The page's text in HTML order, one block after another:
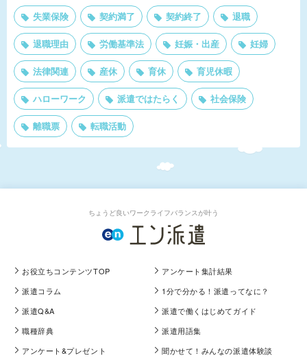
失業保険 契約満了 契約終了 退職
退職理由 労働基準法 妊娠・出産 妊婦
法律関連 産休 育休 育児休暇
ハローワーク 派遣ではたらく 社会保険
離職票 転職活動
ちょうど良いワークライフバランスが叶う
お役立ちコンテンツTOP
アンケート集計結果
派遣コラム
1分で分かる！派遣ってなに？
派遣Q&A
派遣で働くはじめてガイド
職種辞典
派遣用語集
アンケート&プレゼント
聞かせて！みんなの派遣体験談